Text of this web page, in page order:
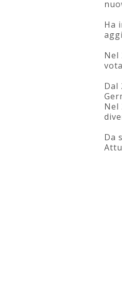
Ha
Nel
Dal
Nel
Da